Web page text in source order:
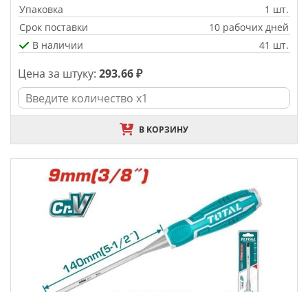
Упаковка
1 шт.
Срок поставки
10 рабочих дней
В наличии
41 шт.
Цена за штуку: 293.66 ₽
В КОРЗИНУ